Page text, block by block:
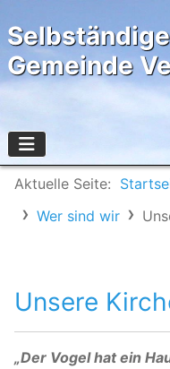
Gemeinde
Aktuelle Seite:
Wer sind wir
Unsere
„Der Vogel hat ein